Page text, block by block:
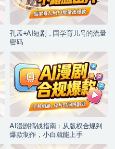
孔孟+AI短剧，国学育儿号的流量
密码
AI漫剧搞钱指南：从版权合规到
爆款制作，小白就能上手